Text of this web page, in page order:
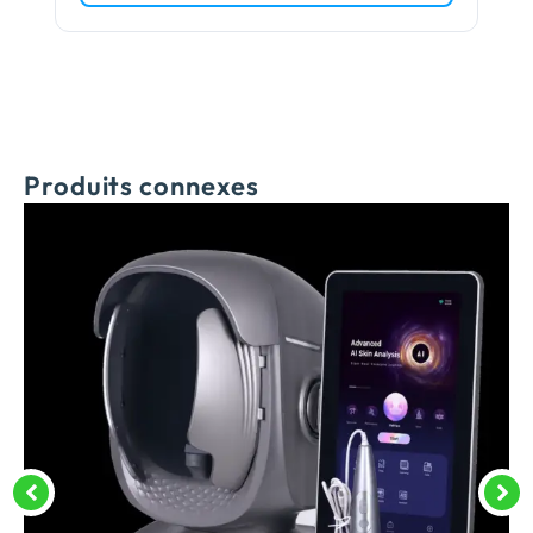
Produits connexes